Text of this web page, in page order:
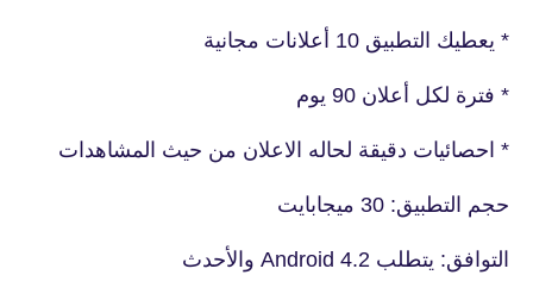
* يعطيك التطبيق 10 أعلانات مجانية
* فترة لكل أعلان 90 يوم
* احصائيات دقيقة لحاله الاعلان من حيث المشاهدات
حجم التطبيق: 30 ميجابايت
التوافق: يتطلب Android 4.2 والأحدث